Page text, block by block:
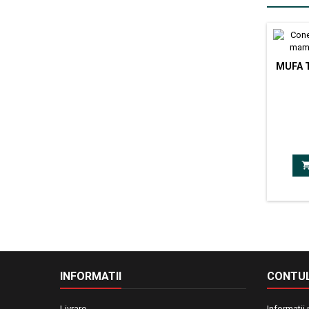
MUFA
INFORMATII